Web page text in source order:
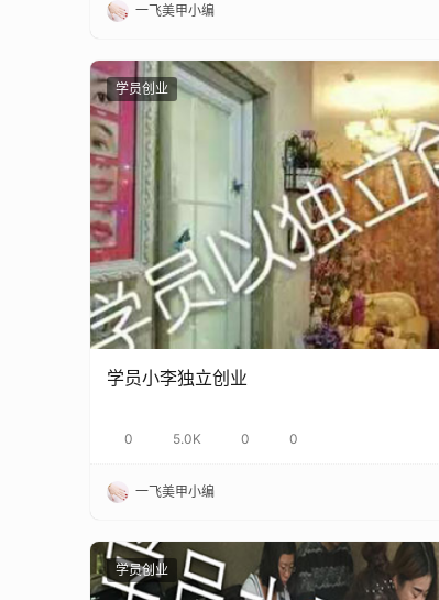
一飞美甲小编
学员创业
学员小李独立创业
0 5.0K 0 0
一飞美甲小编
学员创业